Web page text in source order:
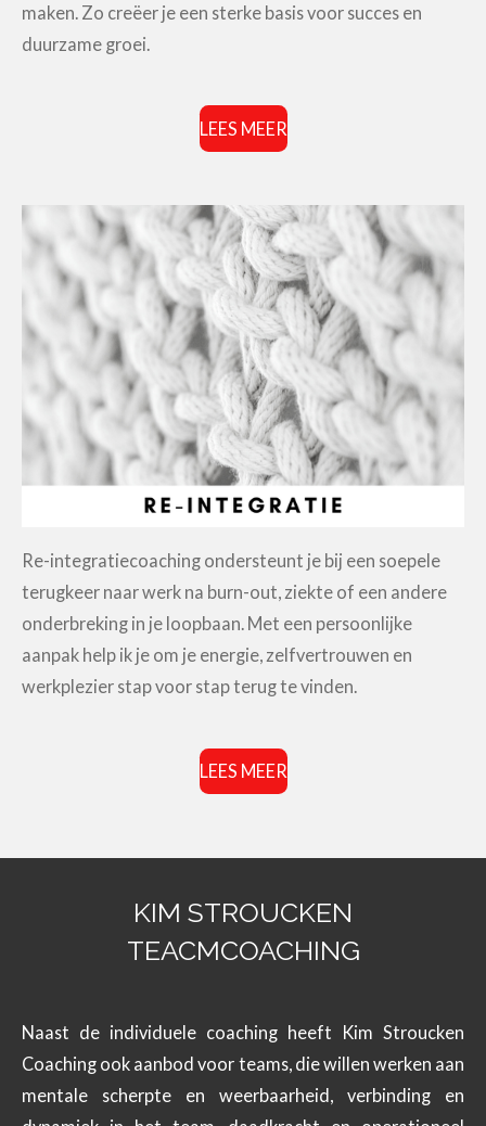
maken. Zo creëer je een sterke basis voor succes en
duurzame groei.
LEES MEER
Re-integratiecoaching ondersteunt je bij een soepele
terugkeer naar werk na burn-out, ziekte of een andere
onderbreking in je loopbaan. Met een persoonlijke
aanpak help ik je om je energie, zelfvertrouwen en
werkplezier stap voor stap terug te vinden.
LEES MEER
KIM STROUCKEN
TEACMCOACHING
Naast de individuele coaching heeft Kim Stroucken
Coaching ook aanbod voor teams, die willen werken aan
mentale scherpte en weerbaarheid, verbinding en